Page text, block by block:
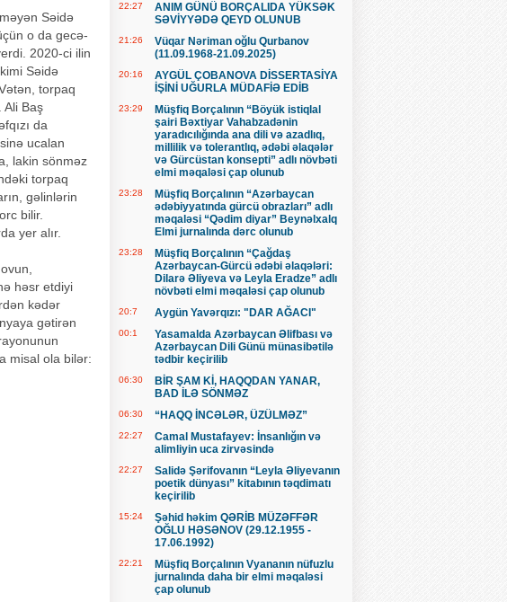
Səidə
o da gecə-
2020-ci ilin
Səidə
torpaq
Ali Baş
da
ucalan
lakin sönməz
torpaq
gəlinlərin
bilir.
yer alır.
həsr etdiyi
kədər
gətirən
misal ola bilər:
22:27
ANIM GÜNÜ BORÇALIDA YÜKSƏK
SƏVİYYƏDƏ QEYD OLUNUB
21:26
Vüqar Nəriman oğlu Qurbanov
(11.09.1968-21.09.2025)
20:16
AYGÜL ÇOBANOVA DİSSERTASİYA
İŞİNİ UĞURLA MÜDAFİƏ EDİB
23:29
Müşfiq Borçalının “Böyük istiqlal
şairi Bəxtiyar Vahabzadənin
yaradıcılığında ana dili və azadlıq,
millilik və tolerantlıq, ədəbi əlaqələr
və Gürcüstan konsepti” adlı növbəti
elmi məqaləsi çap olunub
23:28
Müşfiq Borçalının “Azərbaycan
ədəbiyyatında gürcü obrazları” adlı
məqaləsi “Qədim diyar” Beynəlxalq
Elmi jurnalında dərc olunub
23:28
Müşfiq Borçalının “Çağdaş
Azərbaycan-Gürcü ədəbi əlaqələri:
Dilarə Əliyeva və Leyla Eradze” adlı
növbəti elmi məqaləsi çap olunub
20:7 Aygün Yavərqızı: "DAR AĞACI"
00:1
Yasamalda Azərbaycan Əlifbası və
Azərbaycan Dili Günü münasibətilə
tədbir keçirilib
06:30
BİR ŞAM Kİ, HAQQDAN YANAR,
BAD İLƏ SÖNMƏZ
06:30 “HAQQ İNCƏLƏR, ÜZÜLMƏZ”
22:27
Camal Mustafayev: İnsanlığın və
alimliyin uca zirvəsində
22:27
Salidə Şərifovanın “Leyla Əliyevanın
poetik dünyası” kitabının təqdimatı
keçirilib
15:24
Şəhid həkim QƏRİB MÜZƏFFƏR
OĞLU HƏSƏNOV (29.12.1955 -
17.06.1992)
22:21
Müşfiq Borçalının Vyananın nüfuzlu
jurnalında daha bir elmi məqaləsi
çap olunub